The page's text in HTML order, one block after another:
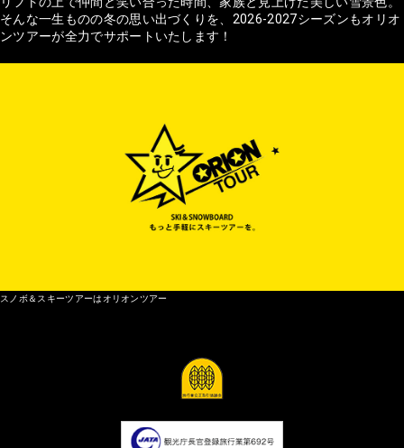
そんな一生ものの冬の思い出づくりを、2026-2027シーズンもオリオ
ンツアーが全力でサポートいたします！
スノボ＆スキーツアーはオリオンツアー